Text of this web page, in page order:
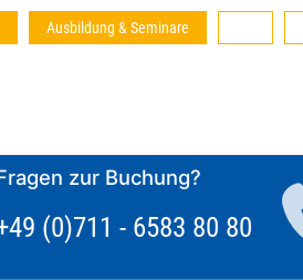
Ausbildung & Seminare
zur Buchung?
(0)711 - 6583 80 80